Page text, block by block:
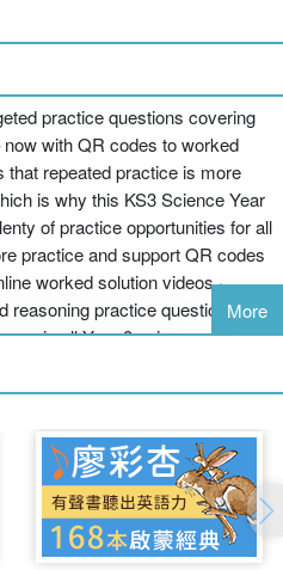
practice questions covering
with QR codes to worked
repeated practice is more
is why this KS3 Science Year
of practice opportunities for all
practice and support QR codes
worked solution videos.·
reasoning practice questions·
in all Year 8 science skills
solutions for every topic
More